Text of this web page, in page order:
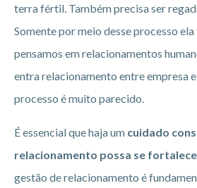
terra fértil. Também precisa ser
Somente por meio desse processo
pensamos em relacionamentos
entra relacionamento entre empresa
processo é muito parecido.
É essencial que haja um cuidado
relacionamento possa se
gestão de relacionamento é